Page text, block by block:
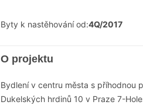
Byty k nastěhování od:4Q/2017
O projektu
Bydlení v centru města s příhodnou
Dukelských hrdinů 10 v Praze 7-